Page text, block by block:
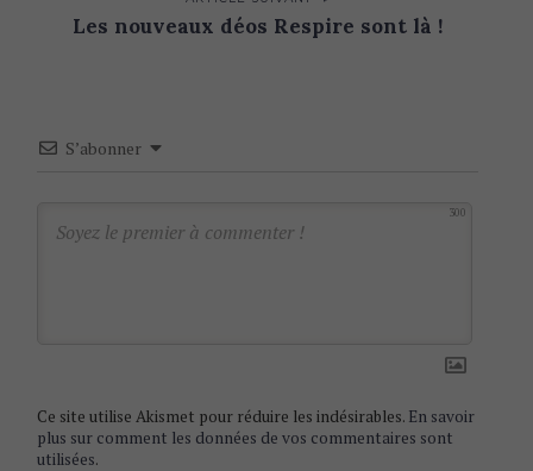
i
Les nouveaux déos Respire sont là !
S’abonner
300
Ce site utilise Akismet pour réduire les indésirables. En savoir
plus sur comment les données de vos commentaires sont
utilisées.